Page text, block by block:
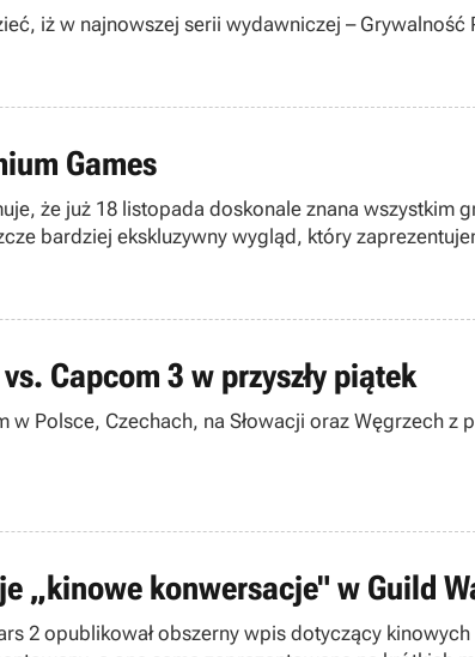
iż w najnowszej serii wydawniczej –
Games
że już 18 listopada doskonale znana wszystkim
bardziej ekskluzywny wygląd, który
Capcom 3 w przyszły piątek
w Polsce, Czechach, na Słowacji oraz
„kinowe konwersacje" w Guild
2 opublikował obszerny wpis dotyczący